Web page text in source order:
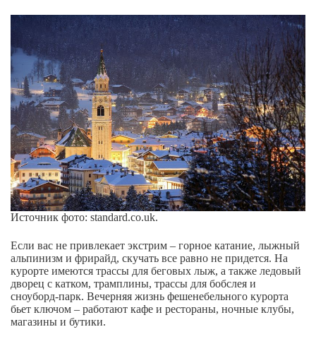
Источник фото: standard.co.uk.
Если вас не привлекает экстрим – горное катание, лыжный
альпинизм и фрирайд, скучать все равно не придется. На
курорте имеются трассы для беговых лыж, а также ледовый
дворец с катком, трамплины, трассы для бобслея и
сноуборд-парк. Вечерняя жизнь фешенебельного курорта
бьет ключом – работают кафе и рестораны, ночные клубы,
магазины и бутики.